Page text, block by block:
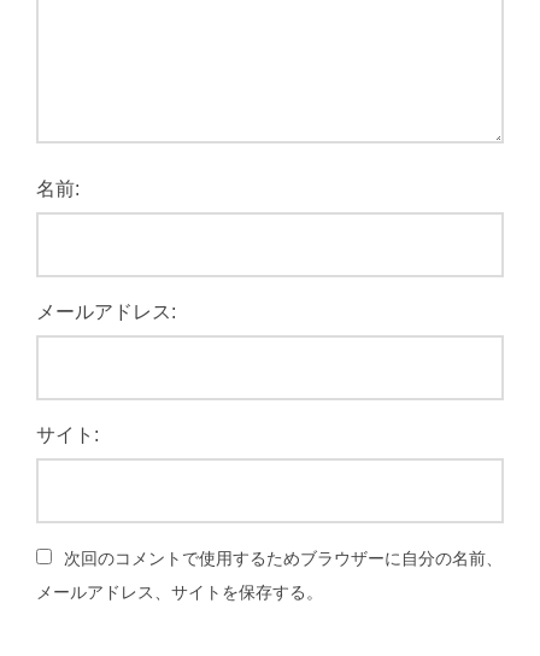
名前:
メールアドレス:
サイト:
次回のコメントで使用するためブラウザーに自分の名前、
メールアドレス、サイトを保存する。